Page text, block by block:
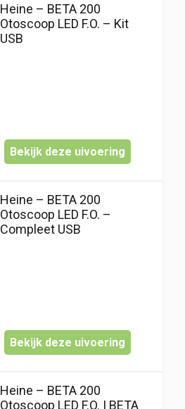
Heine – BETA 200
Otoscoop LED F.O. – Kit
USB
Bekijk deze uivoering
Heine – BETA 200
Otoscoop LED F.O. –
Compleet USB
Bekijk deze uivoering
Heine – BETA 200
Otoscoop LED F.O. | BETA